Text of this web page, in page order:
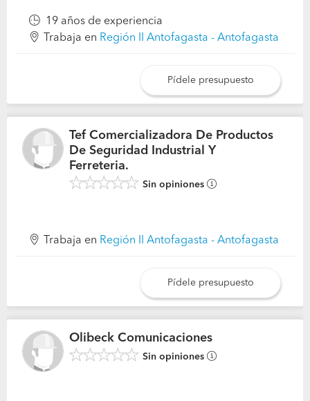
19 años de experiencia
Trabaja en Región II Antofagasta - Antofagasta
Pídele presupuesto
Tef Comercializadora De Productos
De Seguridad Industrial Y
Ferreteria.
Sin opiniones
Trabaja en Región II Antofagasta - Antofagasta
Pídele presupuesto
Olibeck Comunicaciones
Sin opiniones